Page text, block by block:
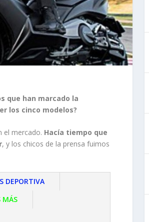
que han marcado la
los cinco modelos?
el mercado. Hacía tiempo que
, y los chicos de la prensa fuimos
DEPORTIVA
MÁS